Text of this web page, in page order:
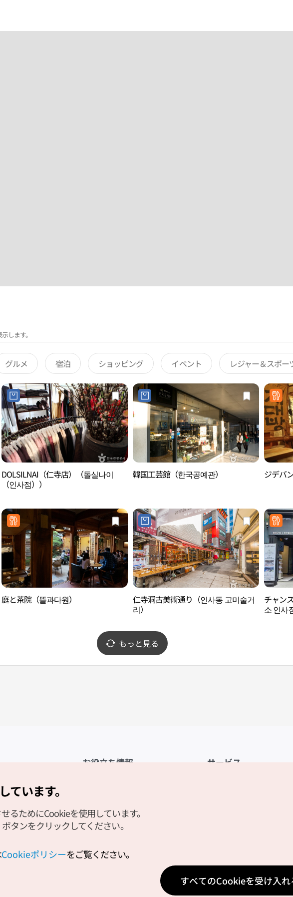
します。
グルメ 宿泊 ショッピング イベント レジャー＆スポー
DOLSILNAI（仁寺店）（돌실나이
（인사점））
韓国工芸館（한국공예관） ジデバ
庭と茶院（뜰과다원）
仁寺洞古美術通り（인사동 고미술거
리）
チャン
소 인사
もっと見る
お役立ち情報
観光資料ダウンロード
デジタルブック／電子書籍
Odii
サービス
位置情報サービス利用規
個人位置情報取扱いポリ
います。
るためにCookieを使用しています。
タンをクリックしてください。
Cookieポリシーをご覧ください。
すべてのCookieを受け入れ